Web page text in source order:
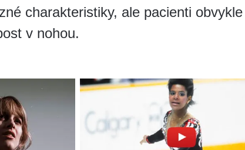
charakteristiky, ale pacienti obvykle
v nohou.